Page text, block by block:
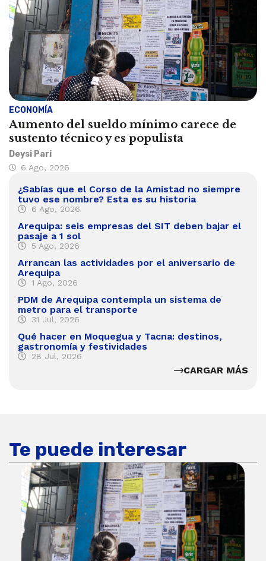
ECONOMÍA
Aumento del sueldo mínimo carece de
sustento técnico y es populista
Deysi Pari
6 Ago, 2026
¿Sabías que el Corso de la Amistad no siempre
tuvo ese nombre? Esta es su historia
6 Ago, 2026
Arequipa: seis empresas del SIT deben bajar el
pasaje a 1 sol
5 Ago, 2026
Arrancan las actividades por el aniversario de
Arequipa
1 Ago, 2026
PDM de Arequipa contempla un sistema de
metro para el transporte
31 Jul, 2026
Qué hacer en Moquegua y Tacna: destinos,
gastronomía y festividades
28 Jul, 2026
CARGAR MÁS
Te puede interesar